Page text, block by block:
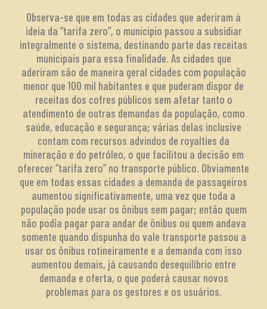
Observa-se que em todas as cidades que aderiram à
ideia da “tarifa zero”, o município passou a subsidiar
integralmente o sistema, destinando parte das receitas
municipais para essa finalidade. As cidades que
aderiram são de maneira geral cidades com população
menor que 100 mil habitantes e que puderam dispor de
receitas dos cofres públicos sem afetar tanto o
atendimento de outras demandas da população, como
saúde, educação e segurança; várias delas inclusive
contam com recursos advindos de royalties da
mineração e do petróleo, o que facilitou a decisão em
oferecer “tarifa zero” no transporte público. Obviamente
que em todas essas cidades a demanda de passageiros
aumentou significativamente, uma vez que toda a
população pode usar os ônibus sem pagar; então quem
não podia pagar para andar de ônibus ou quem andava
somente quando dispunha do vale transporte passou a
usar os ônibus rotineiramente e a demanda com isso
aumentou demais, já causando desequilíbrio entre
demanda e oferta, o que poderá causar novos
problemas para os gestores e os usuários.